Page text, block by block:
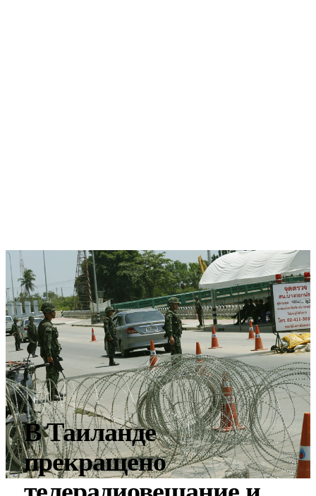
В Таиланде
прекращено